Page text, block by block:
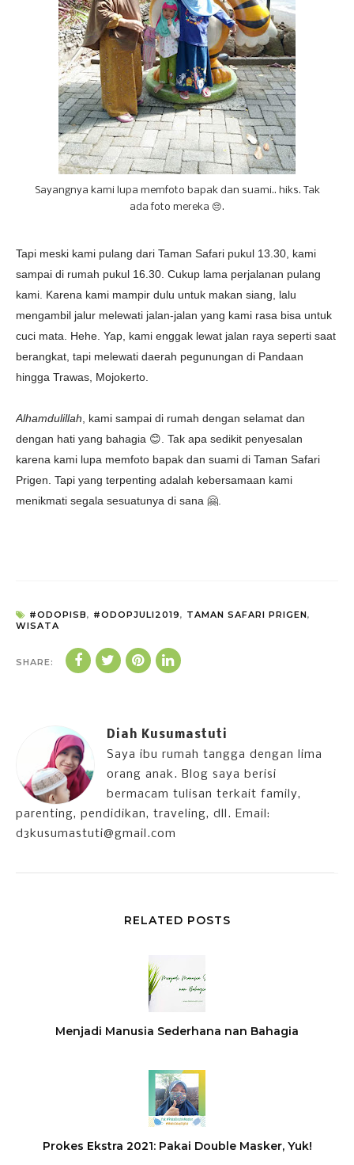
Sayangnya kami lupa memfoto bapak dan suami.. hiks. Tak
ada foto mereka 😔.
Tapi meski kami pulang dari Taman Safari pukul 13.30, kami
sampai di rumah pukul 16.30. Cukup lama perjalanan pulang
kami. Karena kami mampir dulu untuk makan siang, lalu
mengambil jalur melewati jalan-jalan yang kami rasa bisa untuk
cuci mata. Hehe. Yap, kami enggak lewat jalan raya seperti saat
berangkat, tapi melewati daerah pegunungan di Pandaan
hingga Trawas, Mojokerto.
Alhamdulillah , kami sampai di rumah dengan selamat dan
dengan hati yang bahagia 😊. Tak apa sedikit penyesalan
karena kami lupa memfoto bapak dan suami di Taman Safari
Prigen. Tapi yang terpenting adalah kebersamaan kami
menikmati segala sesuatunya di sana 🤗.
#ODOPISB, #ODOPJULI2019, TAMAN SAFARI PRIGEN,
WISATA
SHARE:
Diah Kusumastuti
Saya ibu rumah tangga dengan lima
orang anak. Blog saya berisi
bermacam tulisan terkait family,
parenting, pendidikan, traveling, dll. Email:
d3kusumastuti@gmail.com
RELATED POSTS
Menjadi Manusia Sederhana nan Bahagia
Prokes Ekstra 2021: Pakai Double Masker, Yuk!